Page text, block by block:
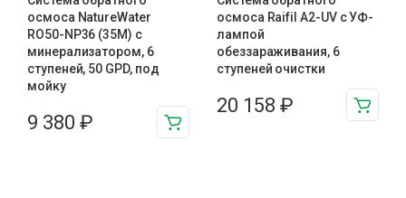
осмоса NatureWater
RO50-NP36 (35M) с
минерализатором, 6
ступеней, 50 GPD, под
мойку
9 380 ₽
осмоса Raifil A2-UV с УФ-
лампой
обеззараживания, 6
ступеней очистки
20 158 ₽